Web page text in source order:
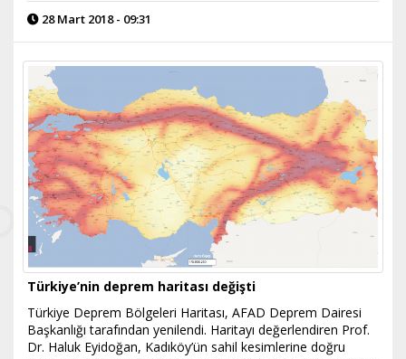
28 Mart 2018 - 09:31
Türkiye’nin deprem haritası değişti
Türkiye Deprem Bölgeleri Haritası, AFAD Deprem Dairesi
Başkanlığı tarafından yenilendi. Haritayı değerlendiren Prof.
Dr. Haluk Eyidoğan, Kadıköy’ün sahil kesimlerine doğru